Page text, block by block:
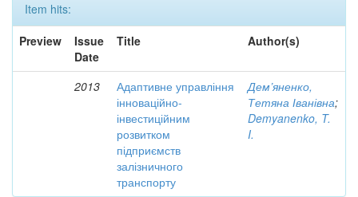
Item hits:
Preview
Issue
Date
Title Author(s)
2013
Адаптивне управління
інноваційно-
інвестиційним
розвитком
підприємств
залізничного
транспорту
Дем’яненко,
Тетяна Іванівна;
Demyanenko, T.
I.